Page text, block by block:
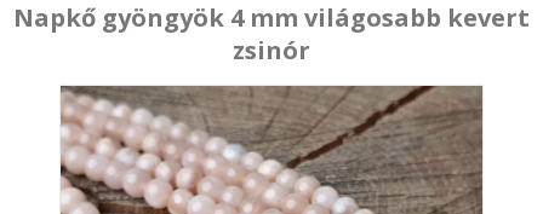
Napkő gyöngyök 4 mm világosabb kevert
zsinór